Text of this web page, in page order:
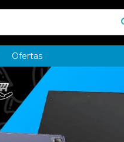
Ofertas